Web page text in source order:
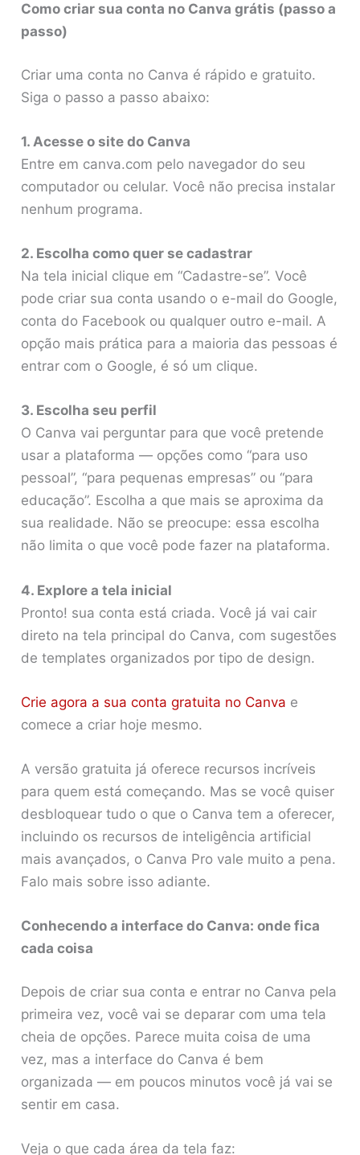
Como criar sua conta no Canva grátis (passo a
passo)
Criar uma conta no Canva é rápido e gratuito.
Siga o passo a passo abaixo:
1. Acesse o site do Canva
Entre em canva.com pelo navegador do seu
computador ou celular. Você não precisa instalar
nenhum programa.
2. Escolha como quer se cadastrar
Na tela inicial clique em “Cadastre-se”. Você
pode criar sua conta usando o e-mail do Google,
conta do Facebook ou qualquer outro e-mail. A
opção mais prática para a maioria das pessoas é
entrar com o Google, é só um clique.
3. Escolha seu perfil
O Canva vai perguntar para que você pretende
usar a plataforma — opções como “para uso
pessoal”, “para pequenas empresas” ou “para
educação”. Escolha a que mais se aproxima da
sua realidade. Não se preocupe: essa escolha
não limita o que você pode fazer na plataforma.
4. Explore a tela inicial
Pronto! sua conta está criada. Você já vai cair
direto na tela principal do Canva, com sugestões
de templates organizados por tipo de design.
Crie agora a sua conta gratuita no Canva e
comece a criar hoje mesmo.
A versão gratuita já oferece recursos incríveis
para quem está começando. Mas se você quiser
desbloquear tudo o que o Canva tem a oferecer,
incluindo os recursos de inteligência artificial
mais avançados, o Canva Pro vale muito a pena.
Falo mais sobre isso adiante.
Conhecendo a interface do Canva: onde fica
cada coisa
Depois de criar sua conta e entrar no Canva pela
primeira vez, você vai se deparar com uma tela
cheia de opções. Parece muita coisa de uma
vez, mas a interface do Canva é bem
organizada — em poucos minutos você já vai se
sentir em casa.
Veja o que cada área da tela faz: